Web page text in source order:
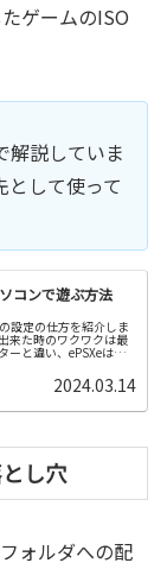
ゲームのISO
解説していま
として使って
コンで遊ぶ方法
設定の仕方を紹介しま
来た時のワクワクは最
ーと違い、ePSXeは
べます。エミュレー
ンテンツなので、あく
ましょう。2024.03.14
し穴
ォルダへの配